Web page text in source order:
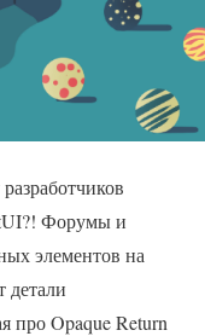
Форумы и
элементов на
детали
про Opaque Return